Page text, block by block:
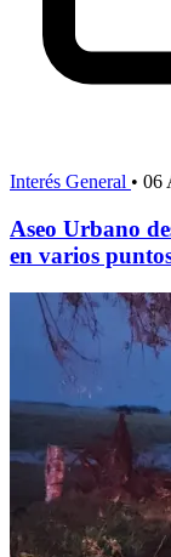
Interés General • 06
Aseo Urbano
en varios